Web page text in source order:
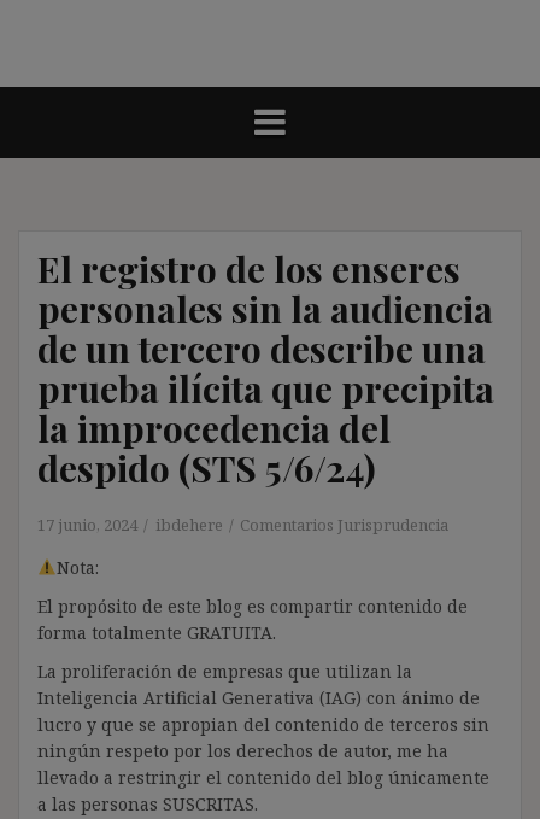
El registro de los enseres
personales sin la audiencia
de un tercero describe una
prueba ilícita que precipita
la improcedencia del
despido (STS 5/6/24)
17 junio, 2024 ibdehere Comentarios Jurisprudencia
Nota:
El propósito de este blog es compartir contenido de
forma totalmente GRATUITA.
La proliferación de empresas que utilizan la
Inteligencia Artificial Generativa (IAG) con ánimo de
lucro y que se apropian del contenido de terceros sin
ningún respeto por los derechos de autor, me ha
llevado a restringir el contenido del blog únicamente
a las personas SUSCRITAS.